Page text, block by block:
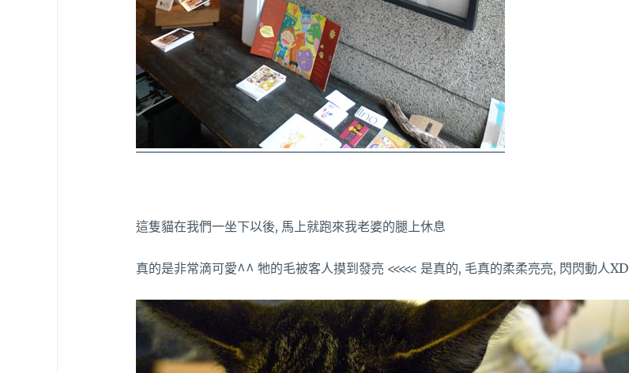
這隻貓在我們一坐下以後, 馬上就跑來我老婆的腿上休息
真的是非常滴可愛^^ 牠的毛被客人摸到發亮 <<<<< 是真的, 毛真的柔柔亮亮, 閃閃動人XD